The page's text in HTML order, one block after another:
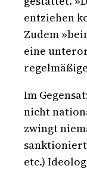
entziehen
Zudem
eine
Im
nicht
zwingt
etc.)